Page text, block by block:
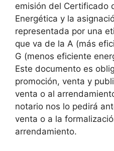
emisión del Certificado
Energética y la
representada por una
que va de la A (más
G (menos eficiente
Este documento es
promoción, venta y
venta o al
notario nos lo pedirá
venta o a la
arrendamiento.